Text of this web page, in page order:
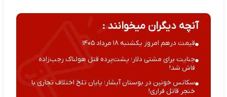
آنچه دیگران میخوانند :
قیمت درهم امروز یکشنبه ۱۸ مرداد ۱۴۰۵
جنایت برای مشتی دلار؛ پشت‌پرده قتل هولناک رجب‌زاده
فاش شد!
سکانس خونین در بوستان آبشار؛ پایان تلخ اختلاف تجاری با
خنجر قاتل فراری!